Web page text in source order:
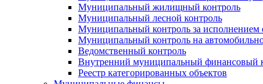
Муниципальный жилищный контроль
Муниципальный лесной контроль
Муниципальный контроль за исполнением
Муниципальный контроль на
Ведомственный контроль
Внутренний муниципальный финансовый
Реестр категорированных объектов